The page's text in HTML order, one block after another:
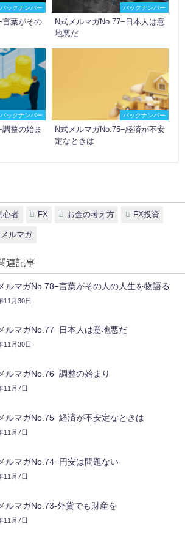
バックナンバー
言葉がその
バックナンバー
N式メルマガNo.77−日本人は意
地悪だ
バックナンバー
整の始ま
バックナンバー
N式メルマガNo.75−経済が不安
定なときは
心者 FX お金の考え方 FX投資
ルマガ
連記事
ルマガNo.78−言葉がその人の人生を物語る
11月30日
ルマガNo.77−日本人は意地悪だ
11月30日
ルマガNo.76−調整の始まり
11月7日
ルマガNo.75−経済が不安定なときは
11月7日
ルマガNo.74−円安は問題ない
11月7日
ルマガNo.73-外貨でも財産を
11月7日